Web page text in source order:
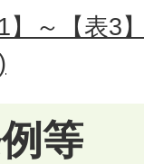
】～【表3
等